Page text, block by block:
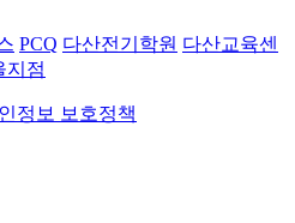
PCQ 다산전기학원 다산교육센
지점
정보 보호정책